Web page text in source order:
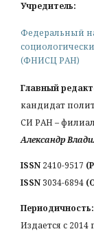
Учредитель:
Федеральный
(ФНИСЦ РАН)
Главный
кандидат
СИ РАН –
Александр
ISSN 2410-9517
ISSN3034-6894
Периодичность:
Издается с 2014